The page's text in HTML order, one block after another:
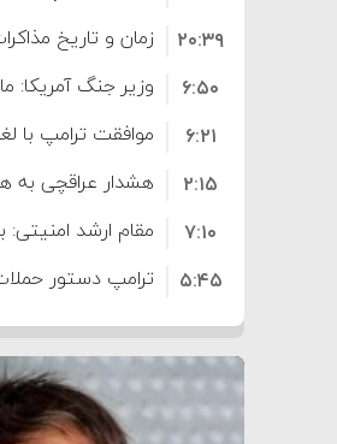
است
زمان و تاریخ
۲۰:۳۹
وزیر جنگ آمریکا:
۶:۵۰
موافقت ترامپ با
۶:۲۱
هشدار عراقچی به
۲:۱۵
مقام ارشد امنیتی:
۷:۱۰
ترامپ دستور حملات
۵:۴۵
سپاه: دو نفتکش
۱۲:۵۹
ترامپ مدعی
۸:۵۷
اعتراض عراقچی به
۱۶:۱۹